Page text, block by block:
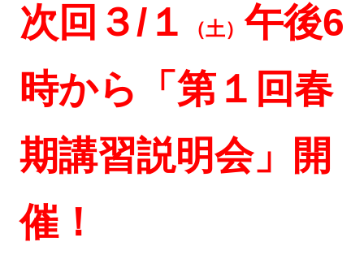
次回３/１ （土） 午後6
時から「第１回春
期講習説明会」
開
催！